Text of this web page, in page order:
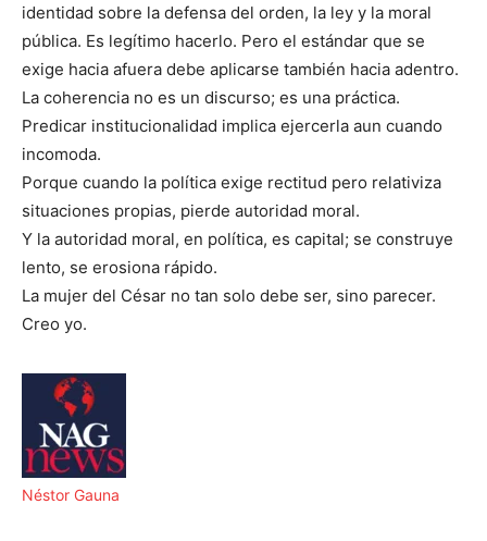
identidad sobre la defensa del orden, la ley y la moral
pública. Es legítimo hacerlo. Pero el estándar que se
exige hacia afuera debe aplicarse también hacia adentro.
La coherencia no es un discurso; es una práctica.
Predicar institucionalidad implica ejercerla aun cuando
incomoda.
Porque cuando la política exige rectitud pero relativiza
situaciones propias, pierde autoridad moral.
Y la autoridad moral, en política, es capital; se construye
lento, se erosiona rápido.
La mujer del César no tan solo debe ser, sino parecer.
Creo yo.
Néstor Gauna